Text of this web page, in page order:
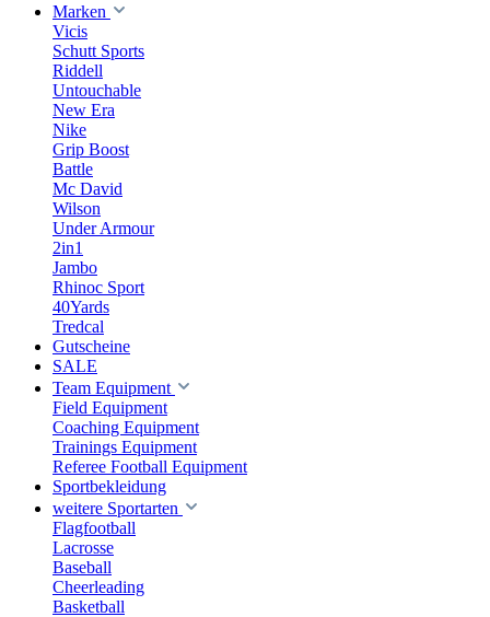
Marken
Vicis
Schutt Sports
Riddell
Untouchable
New Era
Nike
Grip Boost
Battle
Mc David
Wilson
Under Armour
2in1
Jambo
Rhinoc Sport
40Yards
Tredcal
Gutscheine
SALE
Team Equipment
Field Equipment
Coaching Equipment
Trainings Equipment
Referee Football Equipment
Sportbekleidung
weitere Sportarten
Flagfootball
Lacrosse
Baseball
Cheerleading
Basketball